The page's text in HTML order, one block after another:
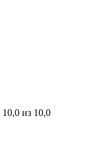
10,0 из 10,0